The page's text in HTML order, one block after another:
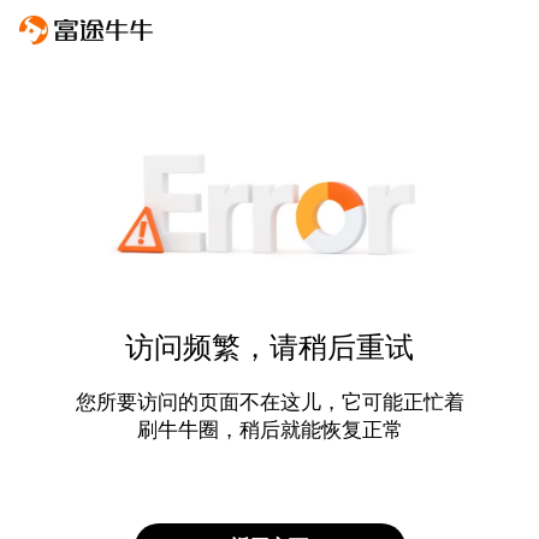
访问频繁，请稍后重试
您所要访问的页面不在这儿，它可能正忙着
刷牛牛圈，稍后就能恢复正常